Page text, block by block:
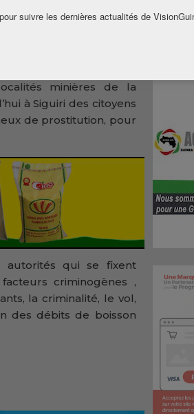
minières de la
à Siguiri des citoyens
de prostitution, pour
autorités qui se fixent
criminogènes ,
la criminalité, le vol,
des débits de boisson
suivre les dernières actualités de